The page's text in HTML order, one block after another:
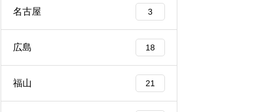
名古屋 3
広島 18
福山 21